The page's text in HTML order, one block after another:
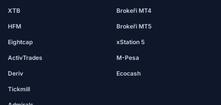
XTB
HFM
Eightcap
ActivTrades
Deriv
Tickmill
Brokeři MT4
Brokeři MT5
xStation 5
M-Pesa
Ecocash